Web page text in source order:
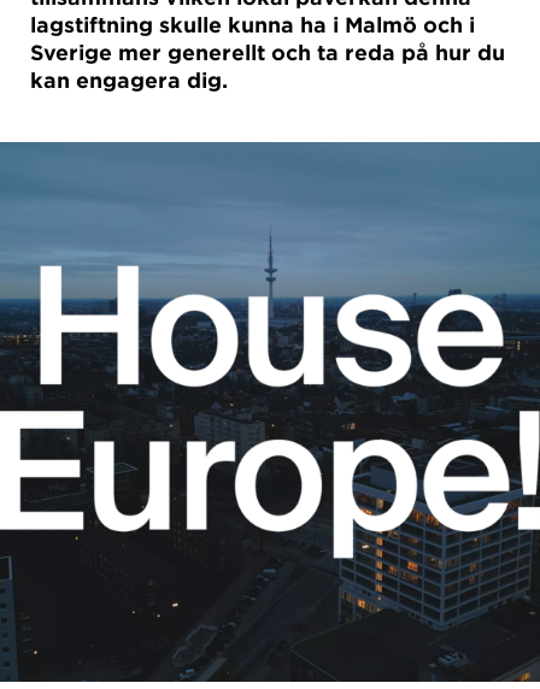
lagstiftning skulle kunna ha i Malmö och i
Sverige mer generellt och ta reda på hur du
kan engagera dig.